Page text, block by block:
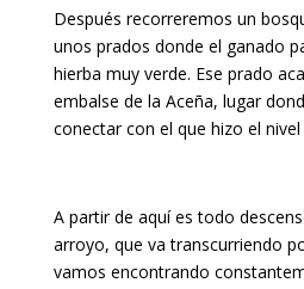
Después recorreremos un
unos prados donde el ganado
hierba muy verde. Ese prado
embalse de la Aceña, lugar
conectar con el que hizo el nivel
A partir de aquí es todo
arroyo, que va transcurriendo
vamos encontrando